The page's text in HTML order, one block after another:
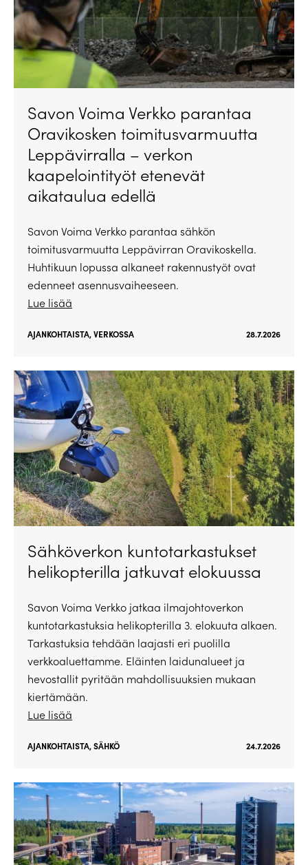
Savon Voima Verkko parantaa
Oravikosken toimitusvarmuutta
Leppävirralla – verkon
kaapelointityöt etenevät
aikataulua edellä
Savon Voima Verkko parantaa sähkön
toimitusvarmuutta Leppävirran Oravikoskella.
Huhtikuun lopussa alkaneet rakennustyöt ovat
edenneet asennusvaiheeseen.
Lue lisää
AJANKOHTAISTA,VERKOSSA 28.7.2026
Sähköverkon kuntotarkastukset
helikopterilla jatkuvat elokuussa
Savon Voima Verkko jatkaa ilmajohtoverkon
kuntotarkastuksia helikopterilla 3. elokuuta alkaen.
Tarkastuksia tehdään laajasti eri puolilla
verkkoaluettamme. Eläinten laidunalueet ja
hevostallit pyritään mahdollisuuksien mukaan
kiertämään.
Lue lisää
AJANKOHTAISTA,SÄHKÖ 24.7.2026